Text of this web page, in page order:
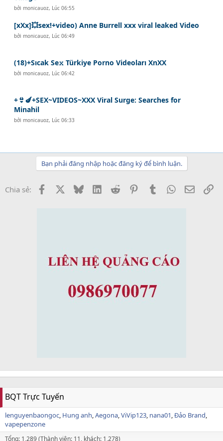
bởimonicauoz, Lúc 06:55
[xXx]💥️sex!+video) Anne Burrell xxx viral leaked Video
bởimonicauoz, Lúc 06:49
(18)+Sıcak Se𝚡 Türkiye Porno Videoları XnXX
bởimonicauoz, Lúc 06:42
+👙🍆+SEX~VIDEOS~XXX Viral Surge: Searches for
Minahil
bởimonicauoz, Lúc 06:33
Bạn phải đăng nhập hoặc đăng ký để bình luận.
Chia sẻ: Facebook BlueskyLinkedInReddit PinterestTumblrWhatsApp
Email
BQT Trực Tuyến
lenguyenbaongoc Hung anh Aegona ViVip123 nana01 Đảo Brand
vapepenzone
Tổng: 1,289 (Thành viên: 11, khách: 1,278)